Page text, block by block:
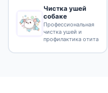
Чистка ушей
собаке
Профессиональная
чистка ушей и
профилактика отита